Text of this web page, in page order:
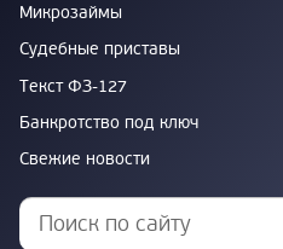
Микрозаймы
Судебные приставы
Текст ФЗ-127
Банкротство под ключ
Свежие новости